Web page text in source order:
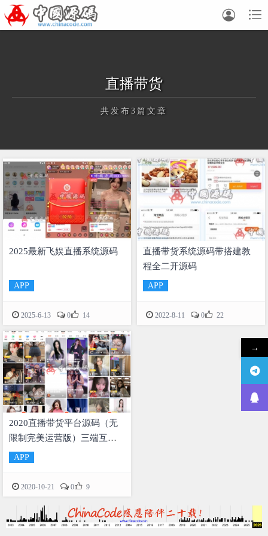


直播带货
共发布3篇文章
正在为您加载新内容
2025最新飞娱直播系统源码
APP
2025-6-13 0 14
直播带货系统源码带搭建教
程全二开源码
APP
2022-8-11 0 22
2020直播带货平台源码（无
限制完美运营版）三端互
通，pc+安卓+ios三端源码
APP
2020-10-21 0 9
→